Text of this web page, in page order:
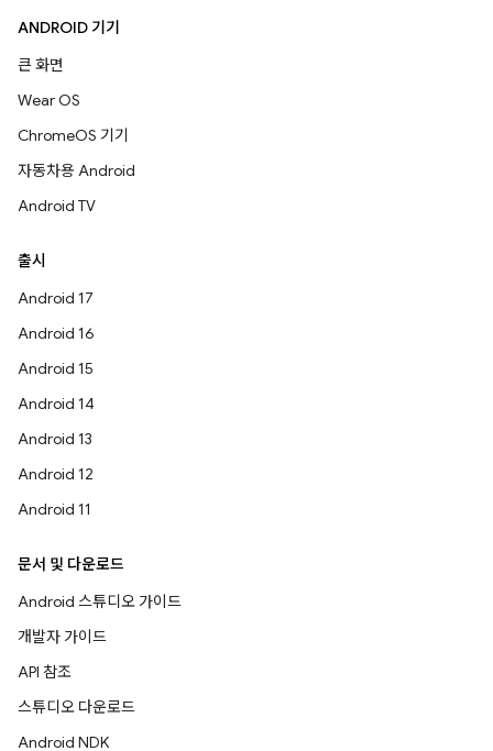
ANDROID 기기
큰 화면
Wear OS
ChromeOS 기기
자동차용 Android
Android TV
출시
Android 17
Android 16
Android 15
Android 14
Android 13
Android 12
Android 11
문서 및 다운로드
Android 스튜디오 가이드
개발자 가이드
API 참조
스튜디오 다운로드
Android NDK